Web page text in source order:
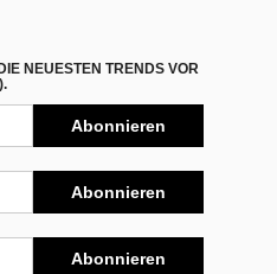
NEUESTEN TRENDS VOR
Abonnieren
Abonnieren
Abonnieren